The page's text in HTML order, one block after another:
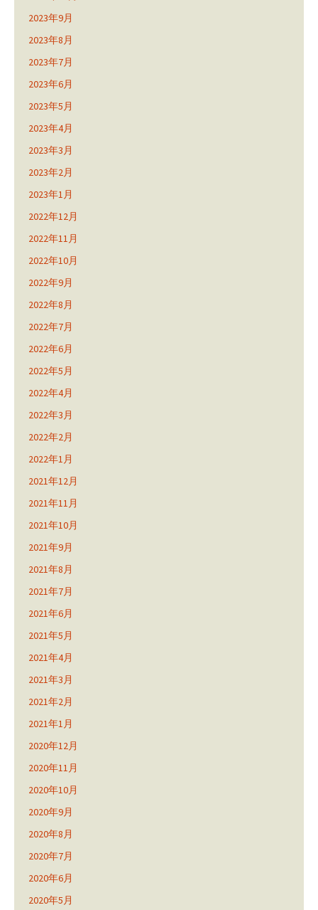
2023年9月
2023年8月
2023年7月
2023年6月
2023年5月
2023年4月
2023年3月
2023年2月
2023年1月
2022年12月
2022年11月
2022年10月
2022年9月
2022年8月
2022年7月
2022年6月
2022年5月
2022年4月
2022年3月
2022年2月
2022年1月
2021年12月
2021年11月
2021年10月
2021年9月
2021年8月
2021年7月
2021年6月
2021年5月
2021年4月
2021年3月
2021年2月
2021年1月
2020年12月
2020年11月
2020年10月
2020年9月
2020年8月
2020年7月
2020年6月
2020年5月